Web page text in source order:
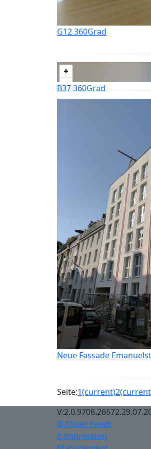
G12 360Grad
B37 360Grad
Neue Fassade
Seite:1(current)2
© Oliver Fendt
Ɛ Impressum